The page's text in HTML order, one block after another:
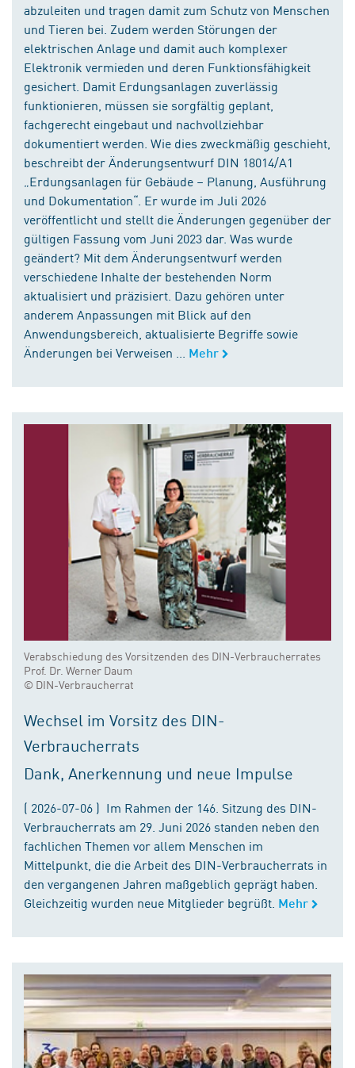
abzuleiten und tragen damit zum Schutz von Menschen
und Tieren bei. Zudem werden Störungen der
elektrischen Anlage und damit auch komplexer
Elektronik vermieden und deren Funktionsfähigkeit
gesichert. Damit Erdungsanlagen zuverlässig
funktionieren, müssen sie sorgfältig geplant,
fachgerecht eingebaut und nachvollziehbar
dokumentiert werden. Wie dies zweckmäßig geschieht,
beschreibt der Änderungsentwurf DIN 18014/A1
„Erdungsanlagen für Gebäude – Planung, Ausführung
und Dokumentation“. Er wurde im Juli 2026
veröffentlicht und stellt die Änderungen gegenüber der
gültigen Fassung vom Juni 2023 dar. Was wurde
geändert? Mit dem Änderungsentwurf werden
verschiedene Inhalte der bestehenden Norm
aktualisiert und präzisiert. Dazu gehören unter
anderem Anpassungen mit Blick auf den
Anwendungsbereich, aktualisierte Begriffe sowie
Änderungen bei Verweisen ...
Mehr
Verabschiedung des Vorsitzenden des DIN-Verbraucherrates
Prof. Dr. Werner Daum
© DIN-Verbraucherrat
Wechsel im Vorsitz des DIN-
Verbraucherrats
Dank, Anerkennung und neue Impulse
( 2026-07-06 ) Im Rahmen der 146. Sitzung des DIN-
Verbraucherrats am 29. Juni 2026 standen neben den
fachlichen Themen vor allem Menschen im
Mittelpunkt, die die Arbeit des DIN-Verbraucherrats in
den vergangenen Jahren maßgeblich geprägt haben.
Gleichzeitig wurden neue Mitglieder begrüßt. Mehr